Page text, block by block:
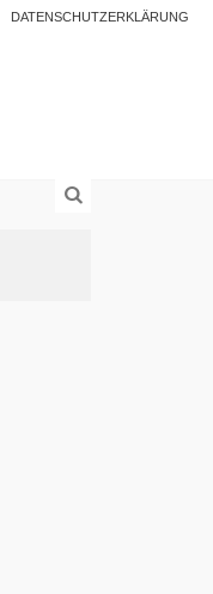
DATENSCHUTZERKLÄRUNG